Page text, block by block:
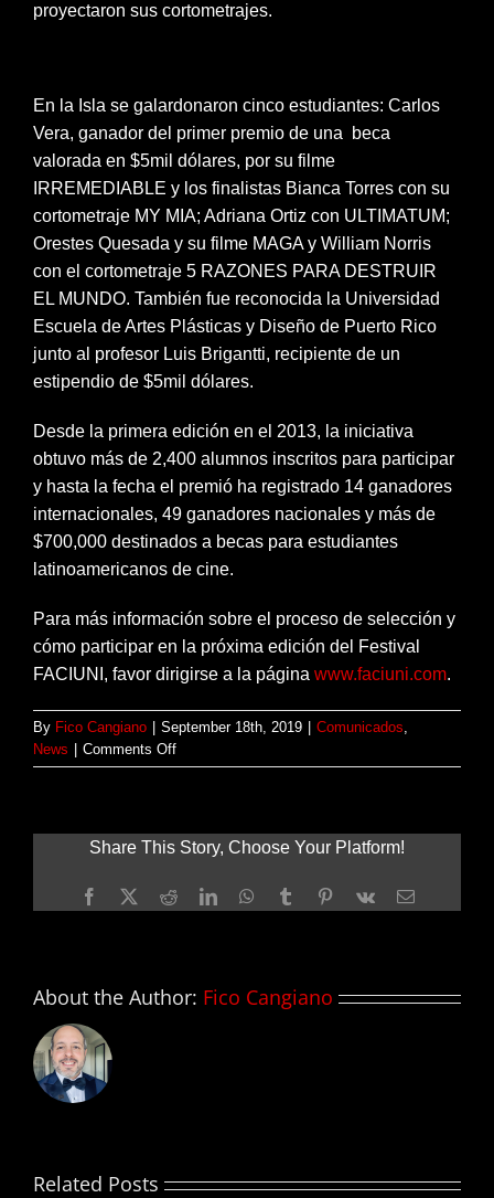
proyectaron sus cortometrajes.
En la Isla se galardonaron cinco estudiantes: Carlos
Vera, ganador del primer premio de una beca
valorada en $5mil dólares, por su filme
IRREMEDIABLE y los finalistas Bianca Torres con su
cortometraje MY MIA; Adriana Ortiz con ULTIMATUM;
Orestes Quesada y su filme MAGA y William Norris
con el cortometraje 5 RAZONES PARA DESTRUIR
EL MUNDO. También fue reconocida la Universidad
Escuela de Artes Plásticas y Diseño de Puerto Rico
junto al profesor Luis Brigantti, recipiente de un
estipendio de $5mil dólares.
Desde la primera edición en el 2013, la iniciativa
obtuvo más de 2,400 alumnos inscritos para participar
y hasta la fecha el premió ha registrado 14 ganadores
internacionales, 49 ganadores nacionales y más de
$700,000 destinados a becas para estudiantes
latinoamericanos de cine.
Para más información sobre el proceso de selección y
cómo participar en la próxima edición del Festival
FACIUNI, favor dirigirse a la página www.faciuni.com.
By Fico Cangiano September 18th, 2019 Comunicados,
News
Comments Offon
Celebran
el
desarrollo
de
en
Share This Story, Choose Your Platform!
Facebook
X RedditLinkedInWhatsApp
TumblrPinterest
Vk Email
About the Author: Fico Cangiano
Related Posts